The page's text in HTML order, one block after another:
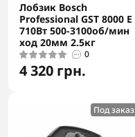
Лобзик Bosch
Professional GST 8000 E
710Вт 500-3100об/мин
ход 20мм 2.5кг
0
4 320 грн.
Под заказ